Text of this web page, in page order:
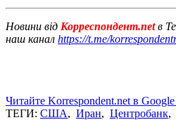
Новини від Корреспондент.netв
наш канал https://t.me/
Читайте Korrespondent.net в
ТЕГИ: США, Иран, Центробанк,